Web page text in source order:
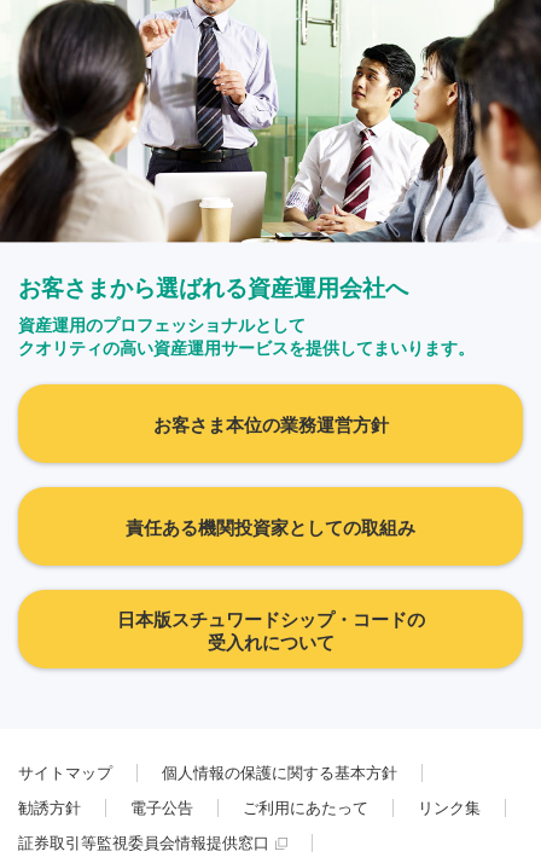
お客さまから選ばれる資産運用会社へ
資産運用のプロフェッショナルとして
クオリティの高い資産運用サービスを提供してまいります。
お客さま本位の業務運営方針
責任ある機関投資家としての取組み
日本版スチュワードシップ・コードの
受入れについて
サイトマップ
個人情報の保護に関する基本方針
勧誘方針
電子公告 ご利用にあたって
リンク集
証券取引等監視委員会情報提供窓口